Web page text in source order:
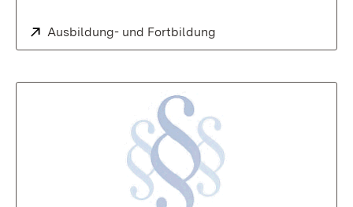
Extern:
Ausbildung- und Fortbildung